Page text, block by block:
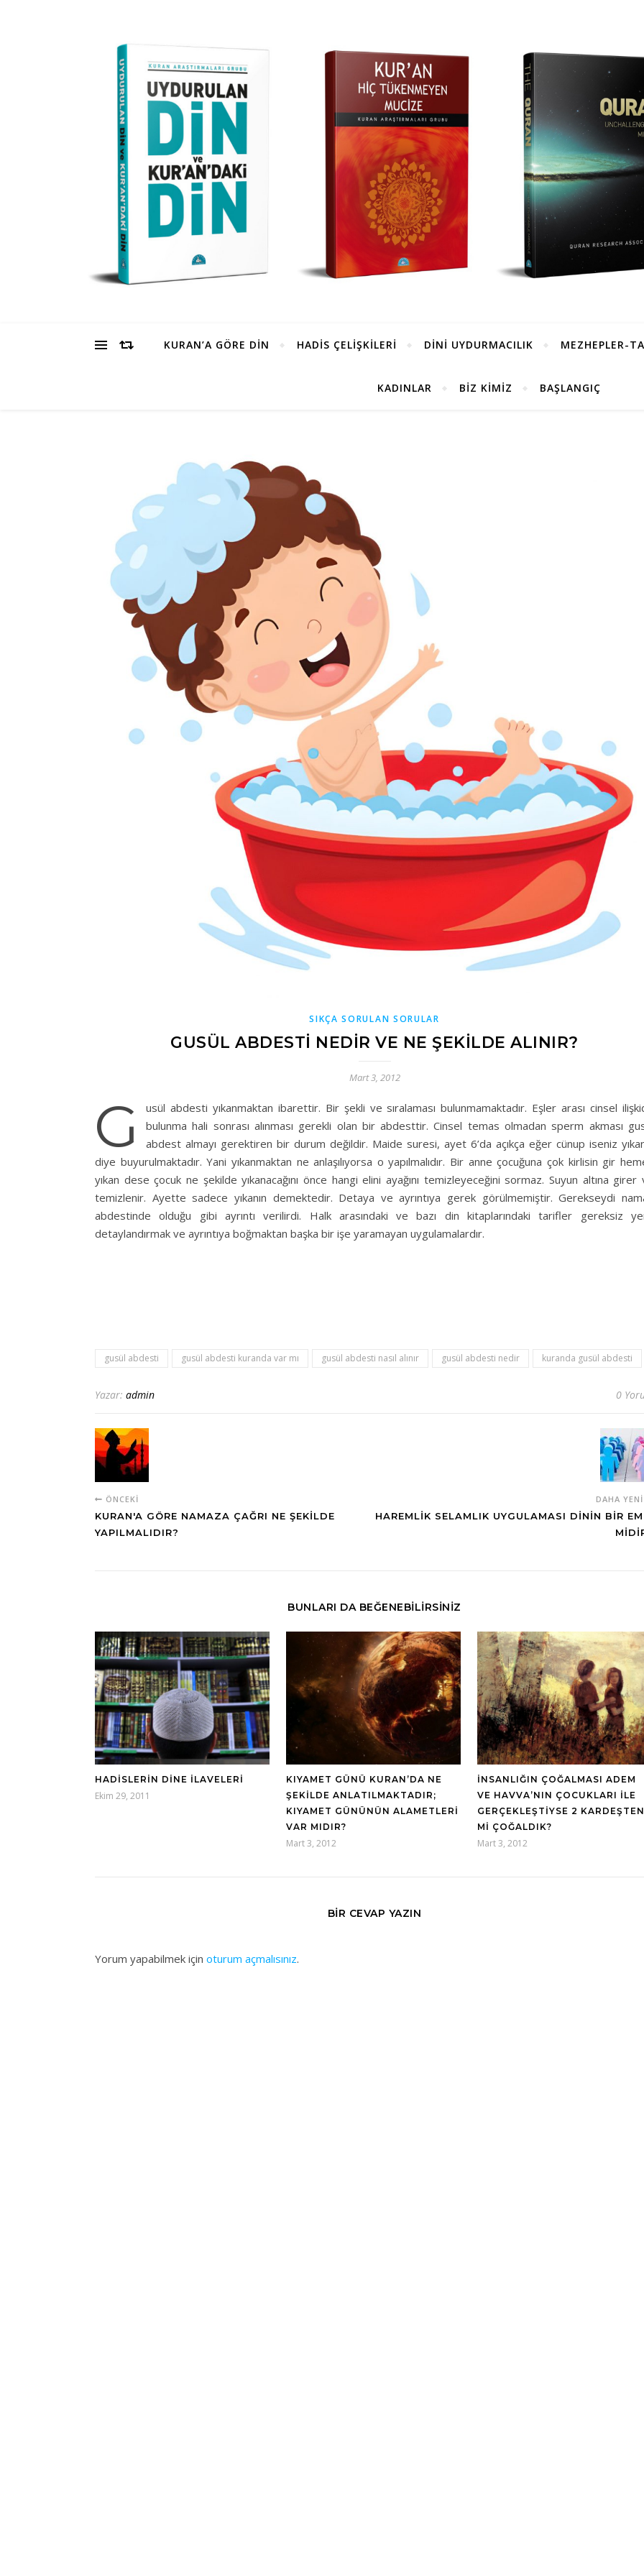
KURAN’A GÖRE DİN HADİS ÇELİŞKİLERİ DİNİ UYDURMACILIK MEZHEPLER-
KADINLAR BİZ KİMİZ BAŞLANGIÇ
SIKÇA SORULAN SORULAR
GUSÜL ABDESTI NEDIR VE NE ŞEKILDE ALINIR?
Mart 3, 2012
G
usül abdesti yıkanmaktan ibarettir. Bir şekli ve sıralaması bulunmamaktadır. Eşler arası cinsel
bulunma hali sonrası alınması gerekli olan bir abdesttir. Cinsel temas olmadan sperm akması
abdest almayı gerektiren bir durum değildir. Maide suresi, ayet 6’da açıkça eğer cünup iseniz
diye buyurulmaktadır. Yani yıkanmaktan ne anlaşılıyorsa o yapılmalıdır. Bir anne çocuğuna çok kirlisin gir
yıkan dese çocuk ne şekilde yıkanacağını önce hangi elini ayağını temizleyeceğini sormaz. Suyun altına girer
temizlenir. Ayette sadece yıkanın demektedir. Detaya ve ayrıntıya gerek görülmemiştir. Gerekseydi
abdestinde olduğu gibi ayrıntı verilirdi. Halk arasındaki ve bazı din kitaplarındaki tarifler gereksiz
detaylandırmak ve ayrıntıya boğmaktan başka bir işe yaramayan uygulamalardır.
gusül abdesti gusül abdesti kuranda var mı gusül abdesti nasıl alınır gusül abdesti nedir kuranda gusül abdesti
Yazar: admin 0
ÖNCEKI
KURAN'A GÖRE NAMAZA ÇAĞRI NE ŞEKILDE
YAPILMALIDIR?
DAHA
HAREMLIK SELAMLIK UYGULAMASI DININ BIR
BUNLARI DA BEĞENEBILIRSINIZ
HADİSLERİN DİNE İLAVELERİ
Ekim 29, 2011
KIYAMET GÜNÜ KURAN’DA NE
ŞEKILDE ANLATILMAKTADIR;
KIYAMET GÜNÜNÜN ALAMETLERI
VAR MIDIR?
Mart 3, 2012
İNSANLIĞIN ÇOĞALMASI ADEM
VE HAVVA’NIN ÇOCUKLARI ILE
GERÇEKLEŞTIYSE 2 KARDEŞTEN
MI ÇOĞALDIK?
Mart 3, 2012
BIR CEVAP YAZIN
Yorum yapabilmek için oturum açmalısınız.